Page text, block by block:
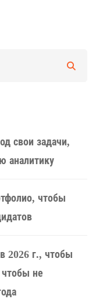
свои задачи,
аналитику
чтобы
2026 г., чтобы
не